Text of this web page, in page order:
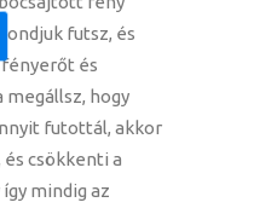
futsz, és
és
megállsz, hogy
futottál, akkor
csökkenti a
mindig az